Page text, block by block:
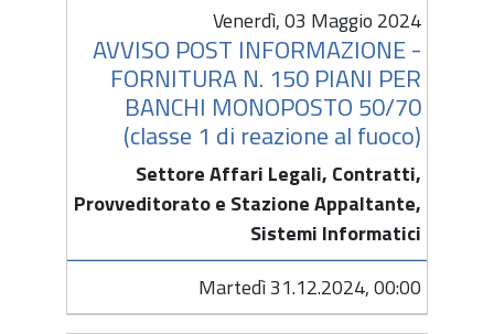
Venerdì, 03 Maggio 2024
AVVISO POST INFORMAZIONE -
FORNITURA N. 150 PIANI PER
BANCHI MONOPOSTO 50/70
(classe 1 di reazione al fuoco)
Settore Affari Legali, Contratti,
Provveditorato e Stazione Appaltante,
Sistemi Informatici
Martedì 31.12.2024, 00:00